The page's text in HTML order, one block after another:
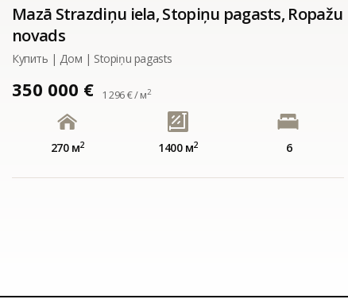
Mazā Strazdiņu iela, Stopiņu pagasts, Ropažu
novads
Купить | Дом | Stopiņu pagasts
350 000 € 1 296 € / м2
270 м2 1400 м2 6